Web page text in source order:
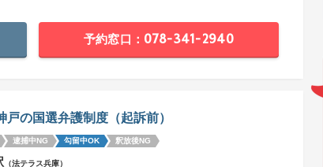
予約窓口：078-341-2940
戸の国選弁護制度（起訴前）
逮捕中NG 勾留中OK 釈放後NG
（法テラス兵庫）